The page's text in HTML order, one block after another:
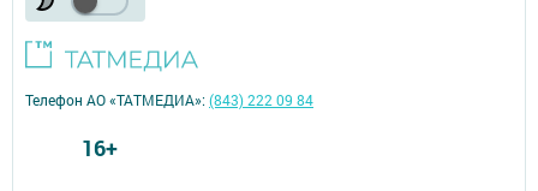
Телефон АО «ТАТМЕДИА»:(843) 222 09 84
16+